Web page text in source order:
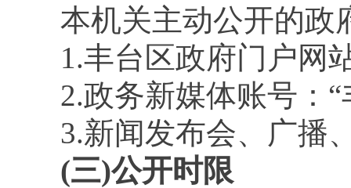
本机关主动公开的
1.丰台区政府门户网
2.政务新媒体账号
3.新闻发布会、广
(三)公开时限